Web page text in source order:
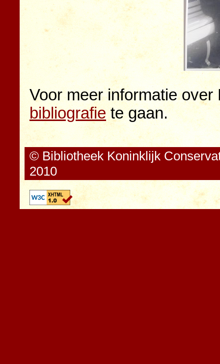
Voor meer informatie
bibliografiete gaan.
© Bibliotheek Koninklijk
2010